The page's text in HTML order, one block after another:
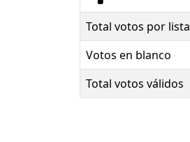
Total votos por
Votos en blanco
Total votos válidos